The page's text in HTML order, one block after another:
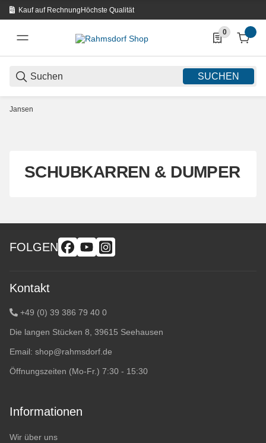
Kauf auf RechnungHöchste Qualität
SUCHEN
0
0 Produkte in
Jansen
SCHUBKARREN & DUMPER
FOLGEN
Kontakt
+49 (0) 39 386 79 40 0
Die langen Stücken 8, 39615 Seehausen
Email: shop@rahmsdorf.de
Öffnungszeiten (Mo-Fr.) 7:30 - 15:30
Informationen
Wir über uns